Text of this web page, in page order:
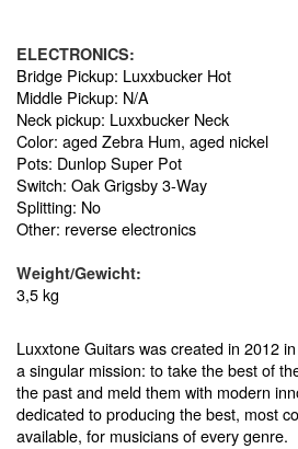
ELECTRONICS:
Bridge Pickup: Luxxbucker Hot
Middle Pickup: N/A
Neck pickup: Luxxbucker Neck
Color: aged Zebra Hum, aged nickel
Pots: Dunlop Super Pot
Switch: Oak Grigsby 3-Way
Splitting: No
Other: reverse electronics
Weight/Gewicht:
3,5 kg
Luxxtone Guitars was created in 2012
a singular mission: to take the best of
the past and meld them with modern
dedicated to producing the best, most
available, for musicians of every genre.